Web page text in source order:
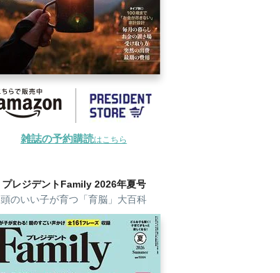
雑誌の予約購読はこちら
プレジデントFamily 2026年夏号
頭のいい子が育つ「育脳」大百科